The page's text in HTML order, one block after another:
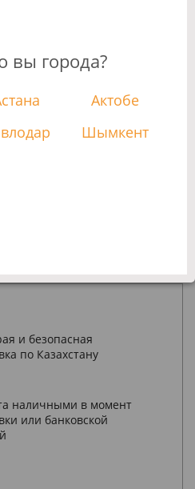
33 974 KZT
КУПИТЬ
и безопасная
по Казахстану
наличными в момент
или банковской
вы города?
Актобе
Шымкент